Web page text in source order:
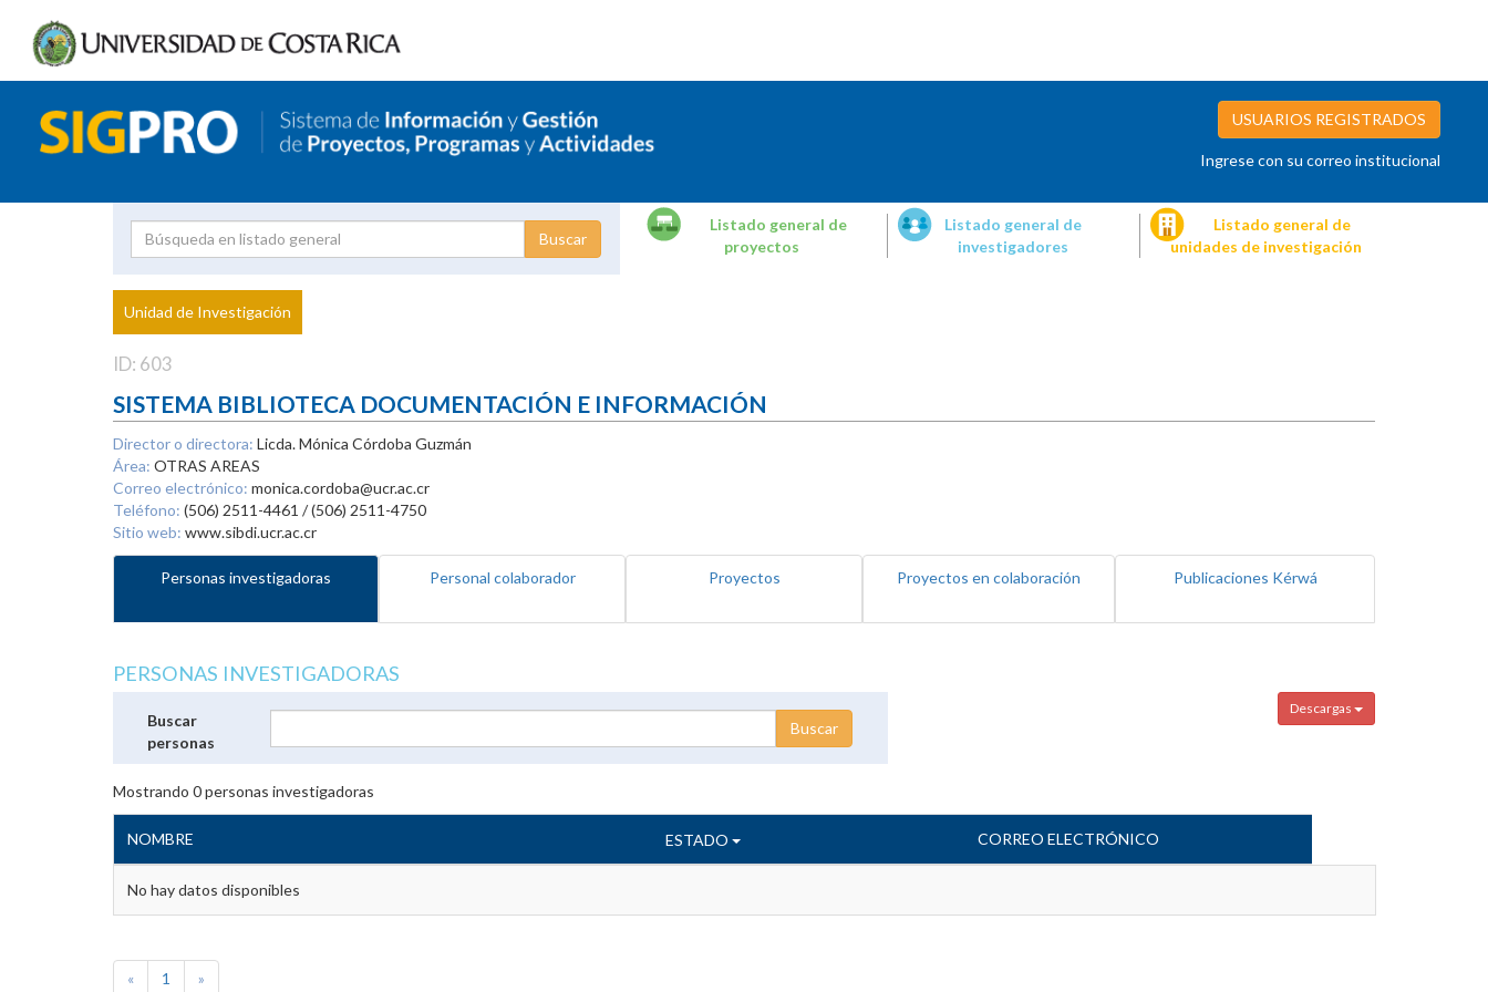
USUARIOS REGISTRADOS
Ingrese con su correo institucional
Proyecto
Investigador
Listado general de
proyectos
Listado general de
investigadores
Listado general de
unidades de investigación
Unidad de Investigación
ID: 603
SISTEMA BIBLIOTECA DOCUMENTACIÓN E INFORMACIÓN
Director o directora: Licda. Mónica Córdoba Guzmán
Área: OTRAS AREAS
Correo electrónico: monica.cordoba@ucr.ac.cr
Teléfono: (506) 2511-4461 / (506) 2511-4750
Sitio web: www.sibdi.ucr.ac.cr
Personas investigadoras Personal colaborador Proyectos Proyectos en colaboración Publicaciones Kérwá
PERSONAS INVESTIGADORAS
Descargas
Buscar
personas
Mostrando 0personas investigadoras
NOMBRE ESTADO CORREO ELECTRÓNICO
No hay datos disponibles
« 1 »